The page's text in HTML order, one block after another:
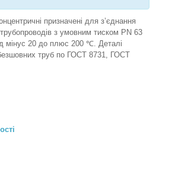
призначені для з’єднання
з умовним тиском PN 63
мінус 20 до плюс 200 ℃. Деталі
труб по ГОСТ 8731, ГОСТ